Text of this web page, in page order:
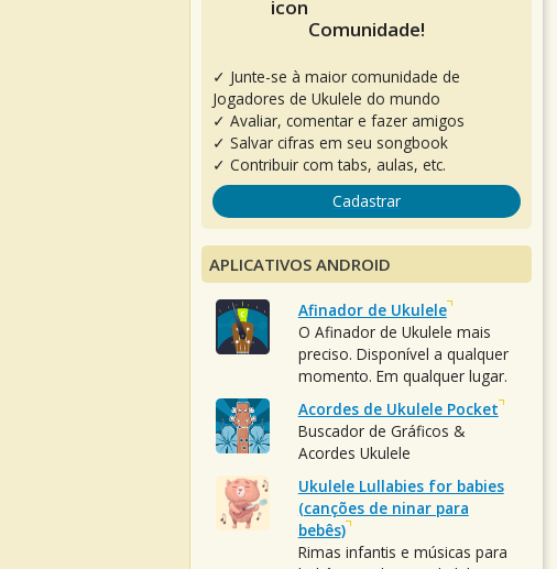
Comunidade!
✓ Junte-se à maior comunidade de
Jogadores de Ukulele do mundo
✓ Avaliar, comentar e fazer amigos
✓ Salvar cifras em seu songbook
✓ Contribuir com tabs, aulas, etc.
Cadastrar
APLICATIVOS ANDROID
Afinador de Ukulele
O Afinador de Ukulele mais
preciso. Disponível a qualquer
momento. Em qualquer lugar.
Acordes de Ukulele Pocket
Buscador de Gráficos &
Acordes Ukulele
Ukulele Lullabies for babies
(canções de ninar para
bebês)
Rimas infantis e músicas para